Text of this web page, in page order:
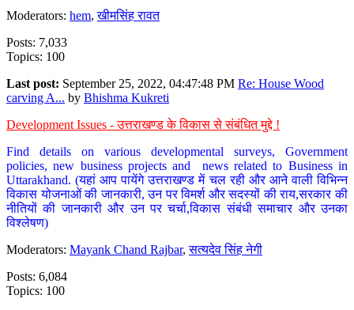
Moderators: hem,खीमसिंह रावत
Posts: 7,033
Topics: 100
Last post: September 25, 2022, 04:47:48 PM Re: House Wood
carving A... by Bhishma Kukreti
Development Issues - उत्तराखण्ड के विकास से संबंधित मुद्दे !
Find details on various developmental surveys, Government
policies, new business projects and news related to Business in
Uttarakhand. (यहां आप पायेंगे उत्तराखण्ड में चल रही और आने वाली विभिन्न
विकास योजनाओं की जानकारी, उन पर विमर्श और सदस्यों की राय,सरकार की
नीतियों की जानकारी और उन पर चर्चा,विकास संबंधी समाचार और उनका
विश्लेषण)
Moderators: Mayank Chand Rajbar,सत्यदेव सिंह नेगी
Posts: 6,084
Topics: 100